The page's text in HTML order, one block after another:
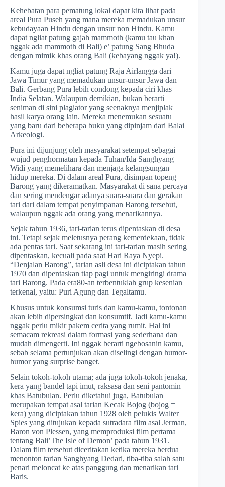
Kehebatan para pematung lokal dapat kita lihat pada
areal Pura Puseh yang mana mereka memadukan unsur
kebudayaan Hindu dengan unsur non Hindu. Kamu
dapat ngliat patung gajah mammoth (kamu tau khan
nggak ada mammoth di Bali) e’ patung Sang Bhuda
dengan mimik khas orang Bali (kebayang nggak ya!).
Kamu juga dapat ngliat patung Raja Airlangga dari
Jawa Timur yang memadukan unsur-unsur Jawa dan
Bali. Gerbang Pura lebih condong kepada ciri khas
India Selatan. Walaupun demikian, bukan berarti
seniman di sini plagiator yang seenaknya menjiplak
hasil karya orang lain. Mereka menemukan sesuatu
yang baru dari beberapa buku yang dipinjam dari Balai
Arkeologi.
Pura ini dijunjung oleh masyarakat setempat sebagai
wujud penghormatan kepada Tuhan/Ida Sanghyang
Widi yang memelihara dan menjaga kelangsungan
hidup mereka. Di dalam areal Pura, disimpan topeng
Barong yang dikeramatkan. Masyarakat di sana percaya
dan sering mendengar adanya suara-suara dan gerakan
tari dari dalam tempat penyimpanan Barong tersebut,
walaupun nggak ada orang yang menarikannya.
Sejak tahun 1936, tari-tarian terus dipentaskan di desa
ini. Tetapi sejak meletusnya perang kemerdekaan, tidak
ada pentas tari. Saat sekarang ini tari-tarian masih sering
dipentaskan, kecuali pada saat Hari Raya Nyepi.
“Denjalan Barong”, tarian asli desa ini diciptakan tahun
1970 dan dipentaskan tiap pagi untuk mengiringi drama
tari Barong. Pada era80-an terbentuklah grup kesenian
terkenal, yaitu: Puri Agung dan Tegaltamu.
Khusus untuk konsumsi turis dan kamu-kamu, tontonan
akan lebih dipersingkat dan konsumtif. Jadi kamu-kamu
nggak perlu mikir pakem cerita yang rumit. Hal ini
semacam rekreasi dalam formasi yang sederhana dan
mudah dimengerti. Ini nggak berarti ngebosanin kamu,
sebab selama pertunjukan akan diselingi dengan humor-
humor yang surprise banget.
Selain tokoh-tokoh utama; ada juga tokoh-tokoh jenaka,
kera yang bandel tapi imut, raksasa dan seni pantomin
khas Batubulan. Perlu diketahui juga, Batubulan
merupakan tempat asal tarian Kecak Bojog (bojog =
kera) yang diciptakan tahun 1928 oleh pelukis Walter
Spies yang ditujukan kepada sutradara film asal Jerman,
Baron von Plessen, yang memproduksi film pertama
tentang Bali’The Isle of Demon’ pada tahun 1931.
Dalam film tersebut diceritakan ketika mereka berdua
menonton tarian Sanghyang Dedari, tiba-tiba salah satu
penari meloncat ke atas panggung dan menarikan tari
Baris.